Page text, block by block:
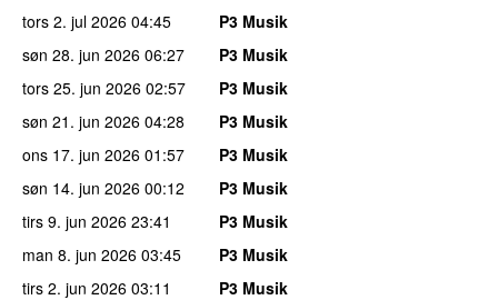
tors 2. jul 2026 04:45
P3 Musik
søn 28. jun 2026 06:27
P3 Musik
tors 25. jun 2026 02:57
P3 Musik
søn 21. jun 2026 04:28
P3 Musik
ons 17. jun 2026 01:57
P3 Musik
søn 14. jun 2026 00:12
P3 Musik
tirs 9. jun 2026 23:41
P3 Musik
man 8. jun 2026 03:45
P3 Musik
tirs 2. jun 2026 03:11
P3 Musik